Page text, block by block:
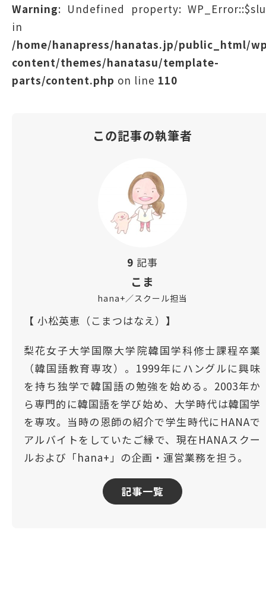
Warning: Undefined property:
in
/home/hanapress/hanatas.jp/public_html/
content/themes/hanatasu/template-
parts/content.php on line 110
この記事の執筆者
9 記事
こま
hana+／スクール担当
【 小松英恵（こまつはなえ）】
梨花女子大学国際大学院韓国学科修士課程卒業
（韓国語教育専攻）。1999年にハングルに興味
を持ち独学で韓国語の勉強を始める。2003年か
ら専門的に韓国語を学び始め、大学時代は韓国学
を専攻。当時の恩師の紹介で学生時代にHANAで
アルバイトをしていたご縁で、現在HANAスクー
ルおよび「hana+」の企画・運営業務を担う。
記事一覧